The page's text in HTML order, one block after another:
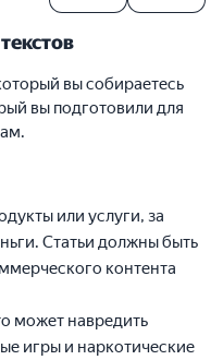
вы собираетесь
вы подготовили для
или услуги, за
Статьи должны быть
контента
может навредить
игры и наркотические